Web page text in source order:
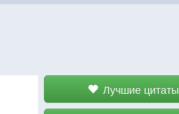
Лучшие цитаты